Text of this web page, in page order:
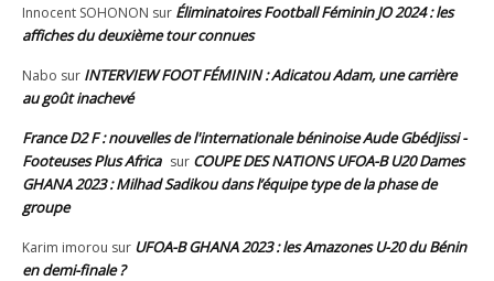
Innocent SOHONON sur Éliminatoires Football Féminin JO 2024 : les
affiches du deuxième tour connues
Nabo sur INTERVIEW FOOT FÉMININ : Adicatou Adam, une carrière
au goût inachevé
France D2 F : nouvelles de l'internationale béninoise Aude Gbédjissi -
Footeuses Plus Africa sur COUPE DES NATIONS UFOA-B U20 Dames
GHANA 2023 : Milhad Sadikou dans l’équipe type de la phase de
groupe
Karim imorou sur UFOA-B GHANA 2023 : les Amazones U-20 du Bénin
en demi-finale ?